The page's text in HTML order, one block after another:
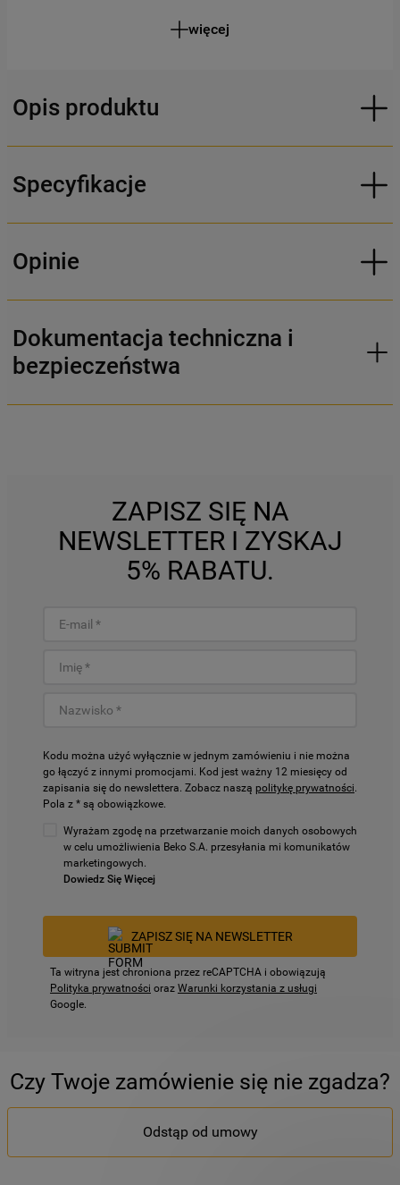
więcej
Opis produktu
Specyfikacje
Opinie
Dokumentacja techniczna i
bezpieczeństwa
ZAPISZ SIĘ NA
NEWSLETTER I ZYSKAJ
5% RABATU.
Kodu można użyć wyłącznie w jednym zamówieniu i nie można
go łączyć z innymi promocjami. Kod jest ważny 12 miesięcy od
zapisania się do newslettera. Zobacz naszą politykę prywatności.
Pola z * są obowiązkowe.
Wyrażam zgodę na przetwarzanie moich danych osobowych
w celu umożliwienia Beko S.A. przesyłania mi komunikatów
marketingowych.
Dowiedz Się Więcej
ZAPISZ SIĘ NA NEWSLETTER
Ta witryna jest chroniona przez reCAPTCHA i obowiązują
Polityka prywatności oraz Warunki korzystania z usługi
Google.
Czy Twoje zamówienie się nie zgadza?
Odstąp od umowy